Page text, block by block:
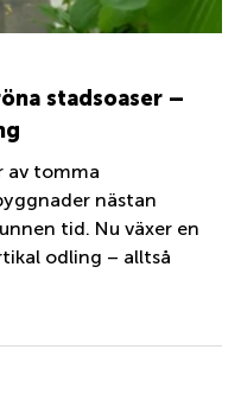
stadsoaser –
av tomma
nästan
tid. Nu växer en
odling – alltså